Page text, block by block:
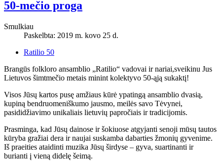
50-mečio proga
Smulkiau
Paskelbta: 2019 m. kovo 25 d.
Ratilio 50
Brangūs folkloro ansamblio „Ratilio“ vadovai ir nariai,sveikinu Jus
Lietuvos šimtmečio metais minint kolektyvo 50-ąją sukaktį!
Visos Jūsų kartos pusę amžiaus kūrė ypatingą ansamblio dvasią,
kupiną bendruomeniškumo jausmo, meilės savo Tėvynei,
pasididžiavimo unikaliais lietuvių papročiais ir tradicijomis.
Prasminga, kad Jūsų dainose ir šokiuose atgyjanti senoji mūsų tautos
kūryba gražiai dera ir naujai suskamba dabarties žmonių gyvenime.
Iš praeities ataidinti muzika Jūsų širdyse – gyva, suartinanti ir
burianti į vieną didelę šeimą.